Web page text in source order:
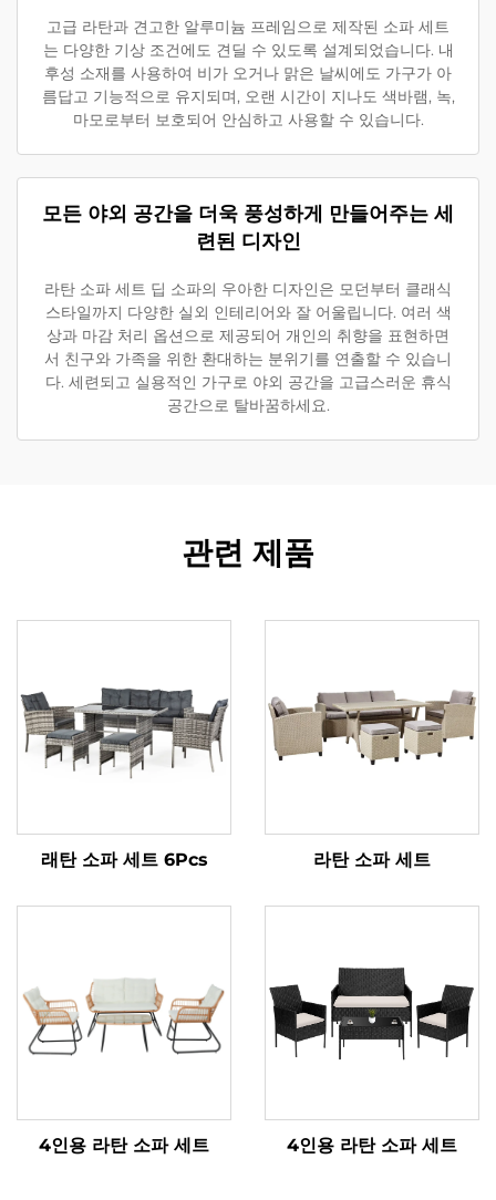
고급 라탄과 견고한 알루미늄 프레임으로 제작된 소파 세트
는 다양한 기상 조건에도 견딜 수 있도록 설계되었습니다. 내
후성 소재를 사용하여 비가 오거나 맑은 날씨에도 가구가 아
름답고 기능적으로 유지되며, 오랜 시간이 지나도 색바램, 녹,
마모로부터 보호되어 안심하고 사용할 수 있습니다.
모든 야외 공간을 더욱 풍성하게 만들어주는 세
련된 디자인
라탄 소파 세트 딥 소파의 우아한 디자인은 모던부터 클래식
스타일까지 다양한 실외 인테리어와 잘 어울립니다. 여러 색
상과 마감 처리 옵션으로 제공되어 개인의 취향을 표현하면
서 친구와 가족을 위한 환대하는 분위기를 연출할 수 있습니
다. 세련되고 실용적인 가구로 야외 공간을 고급스러운 휴식
공간으로 탈바꿈하세요.
관련 제품
래탄 소파 세트 6Pcs 라탄 소파 세트
4인용 라탄 소파 세트 4인용 라탄 소파 세트